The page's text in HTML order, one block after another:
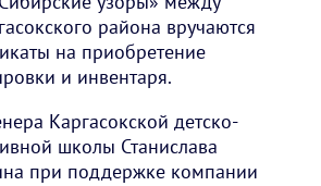
района вручаются
на приобретение
и инвентаря.
Каргасокской детско-
школы Станислава
при поддержке компании